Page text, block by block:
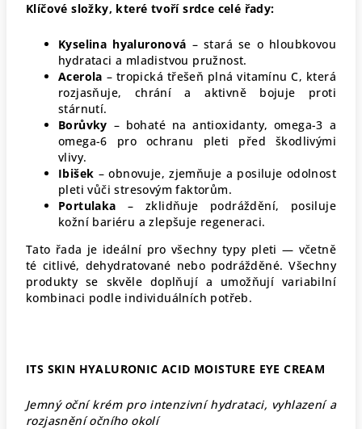
Klíčové složky, které tvoří srdce celé řady:
Kyselina hyaluronová – stará se o hloubkovou
hydrataci a mladistvou pružnost.
Acerola – tropická třešeň plná vitamínu C, která
rozjasňuje, chrání a aktivně bojuje proti
stárnutí.
Borůvky – bohaté na antioxidanty, omega-3 a
omega-6 pro ochranu pleti před škodlivými
vlivy.
Ibišek – obnovuje, zjemňuje a posiluje odolnost
pleti vůči stresovým faktorům.
Portulaka – zklidňuje podráždění, posiluje
kožní bariéru a zlepšuje regeneraci.
Tato řada je ideální pro všechny typy pleti — včetně
té citlivé, dehydratované nebo podrážděné. Všechny
produkty se skvěle doplňují a umožňují variabilní
kombinaci podle individuálních potřeb.
ITS SKIN HYALURONIC ACID MOISTURE EYE CREAM
Jemný oční krém pro intenzivní hydrataci, vyhlazení a
rozjasnění očního okolí